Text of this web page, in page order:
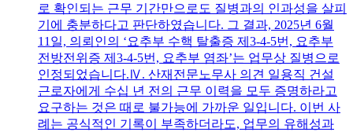
로 확인되는 근무 기간만으로도 질병과의 인과성을 살피
기에 충분하다고 판단하였습니다. 그 결과, 2025년 6월
11일, 의뢰인의 ‘요추부 수핵 탈출증 제3-4-5번, 요추부
전방전위증 제3-4-5번, 요추부 염좌’는 업무상 질병으로
인정되었습니다.Ⅳ. 산재전문노무사 의견 일용직 건설
근로자에게 수십 년 전의 근무 이력을 모두 증명하라고
요구하는 것은 때로 불가능에 가까운 일입니다. 이번 사
례는 공식적인 기록이 부족하더라도, 업무의 유해성과